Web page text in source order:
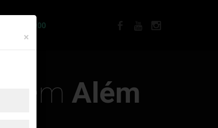
R$12.900
em Além
×